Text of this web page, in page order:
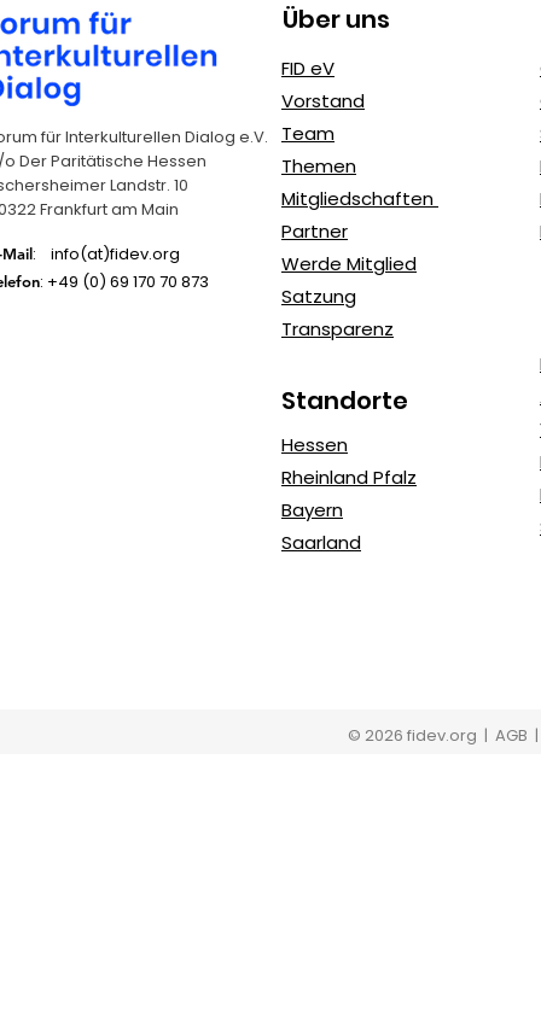
N.O.A.H.S. – Das Leben
einer Kichererbse
für Interkulturellen Dialog e.V.
Der Paritätische Hessen
Landstr. 10
Frankfurt am Main
Mail: info(at)fidev.org
: +49 (0) 69 170 70 873
Über uns
FID eV
Vorstand
Team
Themen
Mitgliedschaften
Partner
Werde Mitglied
Satzung
Transparenz
Standorte
Hessen
Rheinland Pfalz
Bayern
Saarland
© 2026 fidev.org | AGB